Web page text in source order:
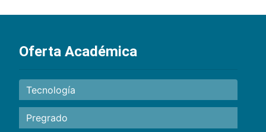
Oferta Académica
Tecnología
Pregrado